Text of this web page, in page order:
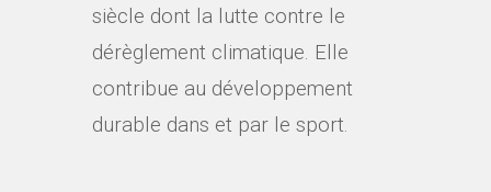
siècle dont la lutte contre le
dérèglement climatique. Elle
contribue au développement
durable dans et par le sport.